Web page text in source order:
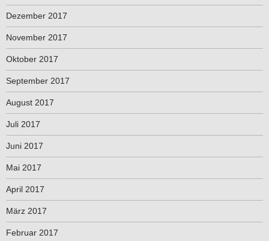
Dezember 2017
November 2017
Oktober 2017
September 2017
August 2017
Juli 2017
Juni 2017
Mai 2017
April 2017
März 2017
Februar 2017